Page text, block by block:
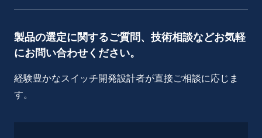
製品の選定に関するご質問、技術相談などお気軽
にお問い合わせください。
経験豊かなスイッチ開発設計者が直接ご相談に応じま
す。